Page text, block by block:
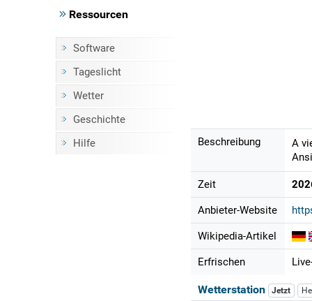
Ressourcen
Software
Tageslicht
Wetter
Geschichte
Hilfe
Beschreibung
A
Zeit
Anbieter-Website
Wikipedia-Artikel
Erfrischen
Wetterstation Jetzt